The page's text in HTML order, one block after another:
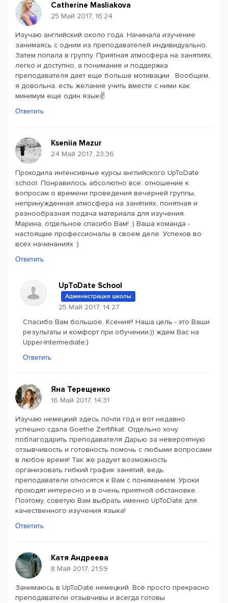
Catherine Masliakova
25 Май 2017, 16:24
Изучаю английский около года. Начинала изучение
занимаясь с одним из преподавателей индивидуально.
Затем попала в группу. Приятная атмосфера на занятиях,
легко и доступно, а понимание и поддержка
преподавателя дает еще больше мотивации . Вообщем,
я довольна. есть желание учить вместе с ними как
минимум еще один язык✌
Ответить
Kseniia Mazur
24 Май 2017, 23:36
Проходила интенсивные курсы английского UpToDate
school. Понравилось абсолютно все: отношение к
вопросам о времени проведения вечерней группы,
непринужденная атмосфера на занятиях, понятная и
разнообразная подача материала для изучения.
Марина, отдельное спасибо Вам! :) Ваша команда -
настоящие профессионалы в своем деле. Успехов во
всех начинаниях :)
Ответить
UpToDate School
Администрация школы
25 Май 2017, 14:27
Спасибо Вам большое, Ксения!! Наша цель - это Ваши
результаты и комфорт при обучении;)) ждем Вас на
Upper-Intermediate;)
Ответить
Яна Терещенко
16 Май 2017, 14:31
Изучаю немецкий здесь почти год и вот недавно
успешно сдала Goethe Zertifikat. Отдельно хочу
поблагодарить преподавателя Дарью за невероятную
отзывчивость и готовность помочь с любыми вопросами
в любое время! Так же радует возможность
организовать гибкий график занятий, ведь
преподаватели относятся к Вам с пониманием. Уроки
проходят интересно и в очень приятной обстановке.
Поэтому, советую Вам выбрать именно UpToDate для
качественного изучения языка!
Ответить
Катя Андреева
8 Май 2017, 21:59
Занимаюсь в UpToDate немецкий. Всё просто прекрасно:
преподаватели отзывчивы и всегда готовы